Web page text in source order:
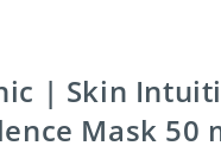
| Skin
Mask 50